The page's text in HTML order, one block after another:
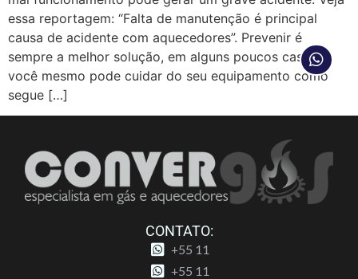
essa reportagem: “Falta de manutenção é principal
causa de acidente com aquecedores”. Prevenir é
sempre a melhor solução, em alguns poucos casos
você mesmo pode cuidar do seu equipamento como
segue […]
CONTATO:
+55 11
+55 11